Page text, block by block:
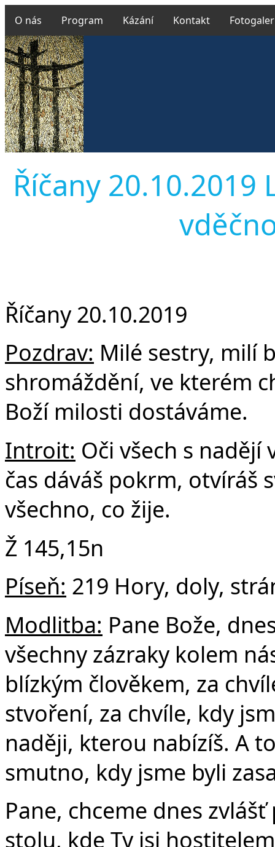
O nás Program Kázání Kontakt
Říčany 20.10.2019
Říčany 20.10.2019
Pozdrav: Milé sestry, milí
shromáždění, ve kterém
Boží milosti dostáváme.
Introit: Oči všech s nadějí
čas dáváš pokrm, otvíráš
všechno, co žije.
Ž 145,15n
Píseň: 219 Hory, doly,
Modlitba: Pane Bože,
všechny zázraky kolem
blízkým člověkem, za
stvoření, za chvíle, kdy
naději, kterou nabízíš. A
smutno, kdy jsme byli
Pane, chceme dnes
stolu, kde Ty jsi